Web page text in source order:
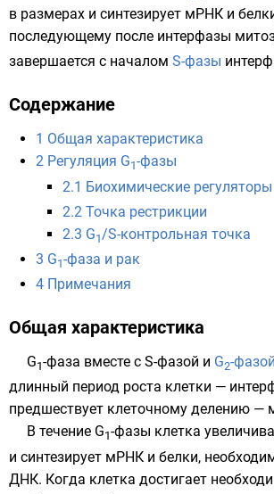
в размерах и синтезирует мРНК и
последующему после интерфазы
завершается с началом S-фазы
Содержание
1 Общая характеристика
2 Регуляция G1-фазы
2.1 Биохимические регуляторы
2.2 Точка рестрикции
2.3 G1 /S-контрольная точка
3 G1-фаза и рак
4 Примечания
Общая характеристика
G1-фаза вместе с S-фазой и G2-фазой
длинный период роста клетки —
предшествует клеточному делению —
В течение G1-фазы клетка
и синтезирует мРНК и белки,
ДНК. Когда клетка достигает